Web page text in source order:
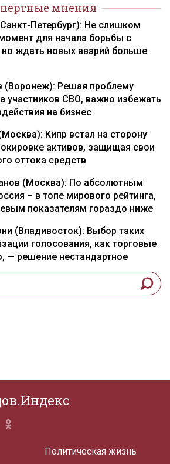
мнения
Петербург): Не слишком
для начала борьбы с
ждать новых аварий больше
(Воронеж): Решая проблему
участников СВО, важно избежать
на бизнес
Кипр встал на сторону
активов, защищая свои
оттока средств
(Москва): По абсолютным
– в топе мирового рейтинга,
показателям гораздо ниже
(Владивосток): Выбор таких
голосования, как торговые
— решение нестандартное
Политическая жизнь